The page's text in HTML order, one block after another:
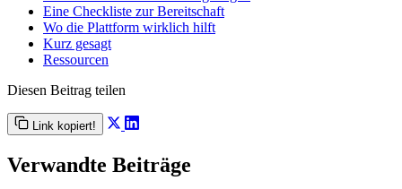
Eine Checkliste zur Bereitschaft
Wo die Plattform wirklich hilft
Kurz gesagt
Ressourcen
Diesen Beitrag teilen
Link kopiert!
Verwandte Beiträge